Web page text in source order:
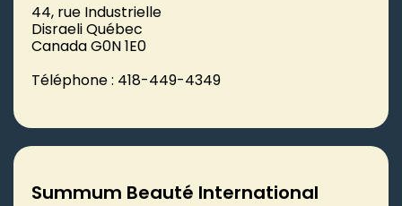
44, rue Industrielle
Disraeli Québec
Canada G0N 1E0
Téléphone : 418-449-4349
Summum Beauté International